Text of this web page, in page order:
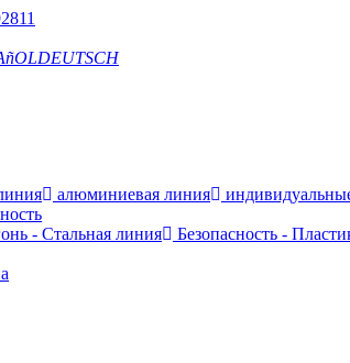
DEUTSCH
алюминиевая линия
- Стальная линия Безопасность -